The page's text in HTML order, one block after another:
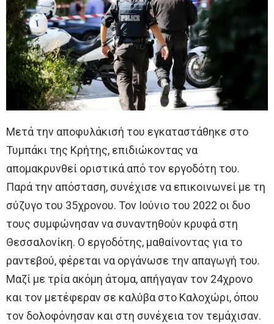
Μετά την αποφυλάκισή του εγκαταστάθηκε στο
Τυμπάκι της Κρήτης, επιδιώκοντας να
απομακρυνθεί οριστικά από τον εργοδότη του.
Παρά την απόσταση, συνέχισε να επικοινωνεί με τη
σύζυγο του 35χρονου. Τον Ιούνιο του 2022 οι δυο
τους συμφώνησαν να συναντηθούν κρυφά στη
Θεσσαλονίκη. Ο εργοδότης, μαθαίνοντας για το
ραντεβού, φέρεται να οργάνωσε την απαγωγή του.
Μαζί με τρία ακόμη άτομα, απήγαγαν τον 24χρονο
και τον μετέφεραν σε καλύβα στο Καλοχώρι, όπου
τον δολοφόνησαν και στη συνέχεια τον τεμάχισαν.